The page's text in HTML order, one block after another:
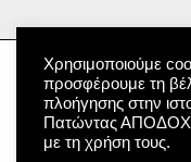
Χρησιμοποιούμε
προσφέρουμε τη
πλοήγησης στην
Πατώντας
με τη χρήση τους.